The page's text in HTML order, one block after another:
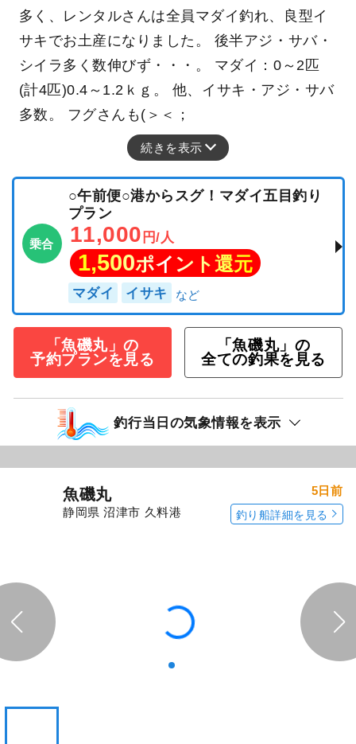
多く、レンタルさんは全員マダイ釣れ、良型イ
サキでお土産になりました。 後半アジ・サバ・
シイラ多く数伸びず・・・。 マダイ：0～2匹
(計4匹)0.4～1.2ｋｇ。 他、イサキ・アジ・サバ
多数。 フグさんも(＞＜；
続きを表示
乗合
○午前便○港からスグ！マダイ五目釣り
プラン
11,000 円/人
1,500ポイント還元
マダイ イサキ
「魚磯丸」の
予約プランを見る
「魚磯丸」の
全ての釣果を見る
釣行当日の気象情報を表示
魚磯丸
静岡県 沼津市 久料港
5日前
釣り船詳細を見る